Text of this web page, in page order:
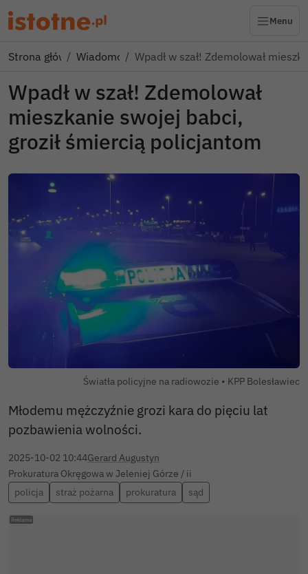
Menu
Strona głównaWiadomościWpadł w szał! Zdemolował
Wpadł w szał! Zdemolował
mieszkanie swojej babci,
groził śmiercią policjantom
Światła policyjne na radiowozie • Autor zdjęcia:
KPP Bolesławiec
Młodemu mężczyźnie grozi kara do pięciu lat
pozbawienia wolności.
2025-10-02 10:44Gerard Augustyn
Prokuratura Okręgowa w Jeleniej Górze / ii
policja
straż pożarna prokuratura sąd